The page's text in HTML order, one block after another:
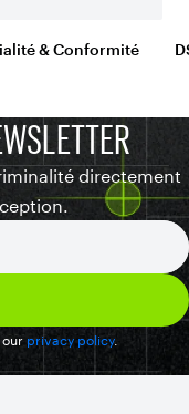
& Conformité
directement
our privacy policy.